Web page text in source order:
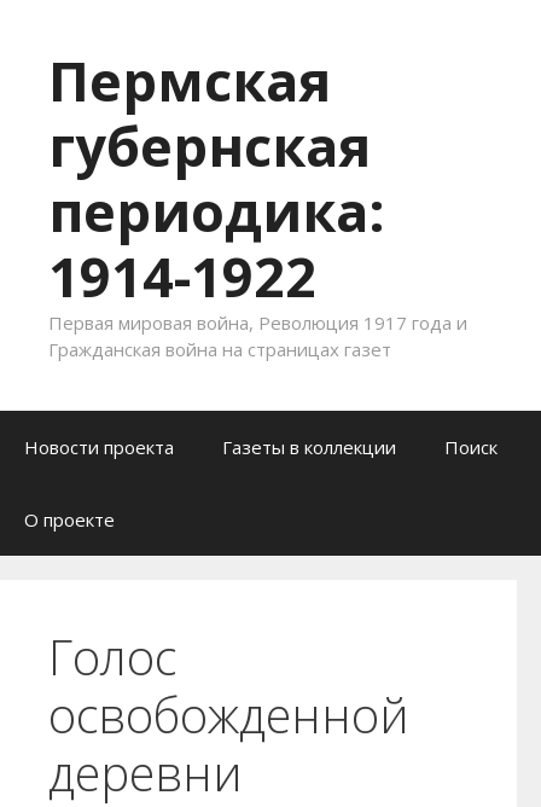
Пермская
губернская
периодика:
1914-1922
Первая мировая война, Революция 1917 года и
Гражданская война на страницах газет
Новости проекта
Газеты в коллекции Поиск
О проекте
Голос
освобожденной
деревни